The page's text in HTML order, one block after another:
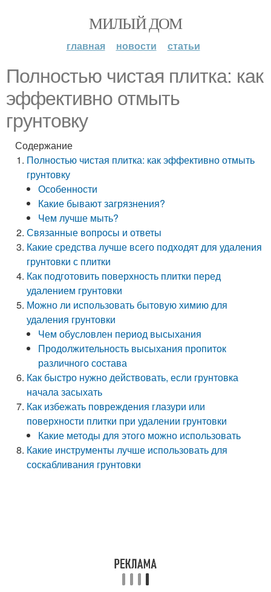
МИЛЫЙ ДОМ
главная новости статьи
Полностью чистая плитка: как
эффективно отмыть
грунтовку
Содержание
Полностью чистая плитка: как эффективно отмыть
грунтовку
Особенности
Какие бывают загрязнения?
Чем лучше мыть?
Связанные вопросы и ответы
Какие средства лучше всего подходят для удаления
грунтовки с плитки
Как подготовить поверхность плитки перед
удалением грунтовки
Можно ли использовать бытовую химию для
удаления грунтовки
Чем обусловлен период высыхания
Продолжительность высыхания пропиток
различного состава
Как быстро нужно действовать, если грунтовка
начала засыхать
Как избежать повреждения глазури или
поверхности плитки при удалении грунтовки
Какие методы для этого можно использовать
Какие инструменты лучше использовать для
соскабливания грунтовки